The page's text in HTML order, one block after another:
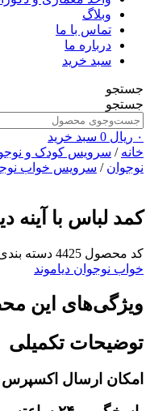
وبلاگ
تماس با ما
درباره ما
سبد خرید
جستجو
جستجو
۰ ریال 0 سبد خرید
خانه / سرویس کودک و
نوجوان / سرویس خواب
کمد لباس با آینه
کد محصول 4425 دسته
خواب نوجوان دیاموند
ویژگی‌های این
توضیحات تکمیلی
امکان ارسال اکسپرس